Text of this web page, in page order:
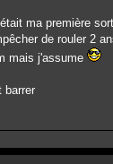
ma première
de rouler 2
mais j'assume
barrer